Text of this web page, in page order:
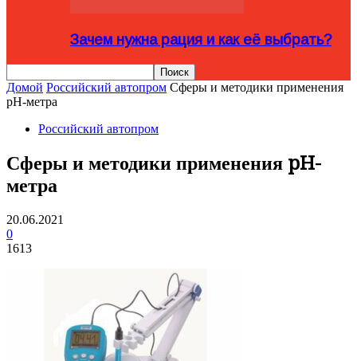
Зачем нужна рация и как её выбрать?
Домой Российский автопром Сферы и методики применения
pH-метра
Российский автопром
Сферы и методики применения pH-
метра
20.06.2021
0
1613